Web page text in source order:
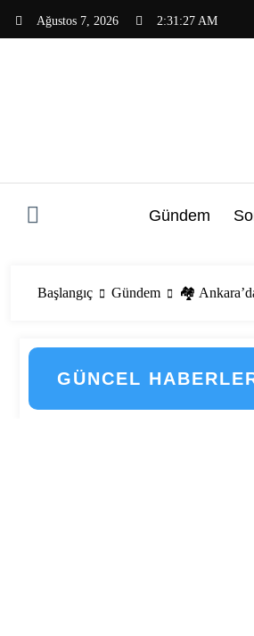
Ağustos 7, 2026 2:31:28 AM
Gündem
Başlangıç Gündem 🏘️
GÜNCEL
Alımı Başladı! İşte Kadrolar,
Eskişehir Osmangazi